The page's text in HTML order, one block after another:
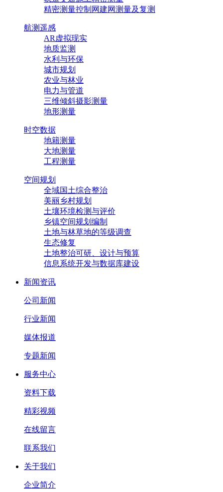
精密测量控制网建网测量及复测
航测遥感
AR虚拟现实
地质监测
水利与环保
城市规划
农业与林业
电力与管道
三维倾斜摄影测量
地形测量
时空数据
地籍测量
大地测量
工程测量
空间规划
全域国土综合整治
美丽乡村规划
土壤环境检测与评价
乡镇空间规划编制
土地与林草地的等级调查
生态修复
土地整治可研、设计与预算
信息系统开发与数据库建设
新闻资讯
公司新闻
行业新闻
媒体报道
专题新闻
服务中心
资料下载
精彩视频
在线留言
联系我们
关于我们
企业简介